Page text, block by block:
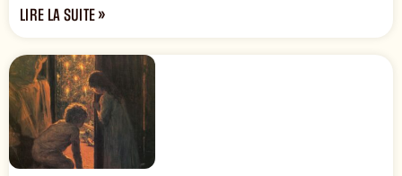
LIRE LA SUITE »